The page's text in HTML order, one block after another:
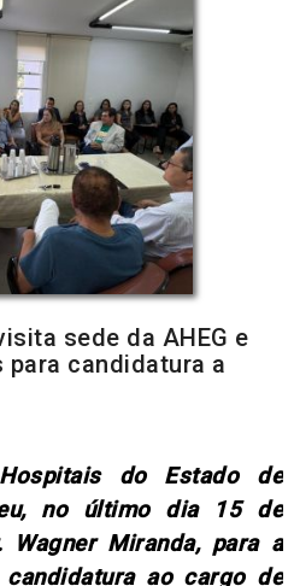
sede da AHEG e
candidatura a
do Estado de
no último dia 15 de
Miranda, para a
ao cargo de